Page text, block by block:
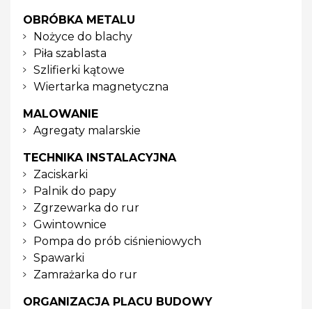
OBRÓBKA METALU
Nożyce do blachy
Piła szablasta
Szlifierki kątowe
Wiertarka magnetyczna
MALOWANIE
Agregaty malarskie
TECHNIKA INSTALACYJNA
Zaciskarki
Palnik do papy
Zgrzewarka do rur
Gwintownice
Pompa do prób ciśnieniowych
Spawarki
Zamrażarka do rur
ORGANIZACJA PLACU BUDOWY